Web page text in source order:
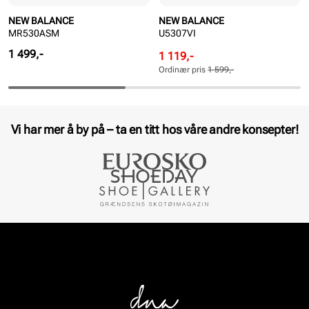
NEW BALANCE
MR530ASM
Pris
1 499,-
NEW BALANCE
U5307VI
Rabattert
pris
Pris
1 119,-
Ordinær
pris
Pris
Ordinær pris 1 599,-
Vi har mer å by på – ta en titt hos våre andre konsepter!